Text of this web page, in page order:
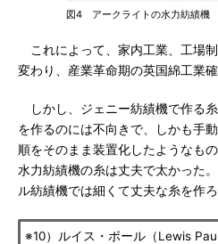
図4 アークライトの水力紡績機
これによって、家内工業、工場
変わり、産業革命期の英国綿工業
しかし、ジェニー紡績機で作る
を作るのには不向きで、しかも手
順をそのまま装置化したようなも
水力紡績機の糸は丈夫で太かった
ル紡績機では細くて丈夫な糸を作
※10）ルイス・ポール（Lewis